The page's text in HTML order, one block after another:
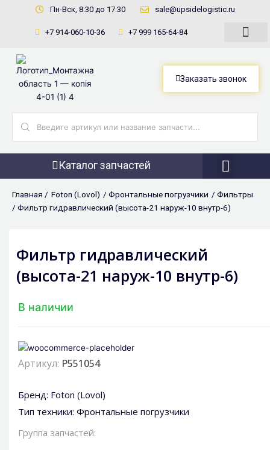
содержимому
Пн-Вск, 8:30 до 17:30 sale@upsidelogistic.ru
+7 914-060-10-36 +7 999 165-64-84
Заказать звонок
Каталог запчастей
Главная / Foton (Lovol) / Фронтальные погрузчики / Фильтры
/ Фильтр гидравлический (высота-21 наруж-10 внутр-6)
Фильтр гидравлический
(высота-21 наруж-10 внутр-6)
В наличии
Артикул: P551054
Бренд: Foton (Lovol)
Тип техники: Фронтальные погрузчики
Группа запчастей: